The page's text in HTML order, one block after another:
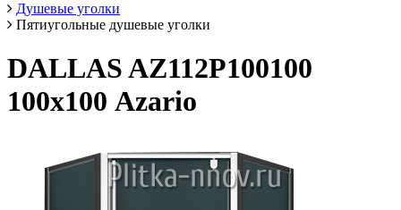
Душевые уголки
Пятиугольные душевые уголки
DALLAS AZ112P100100
100х100 Azario